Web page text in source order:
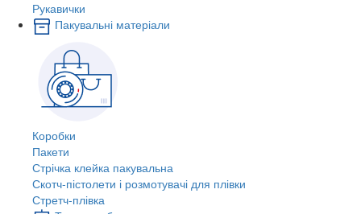
Рукавички
Пакувальні матеріали
Коробки
Пакети
Стрічка клейка пакувальна
Скотч-пістолети і розмотувачі для плівки
Стретч-плівка